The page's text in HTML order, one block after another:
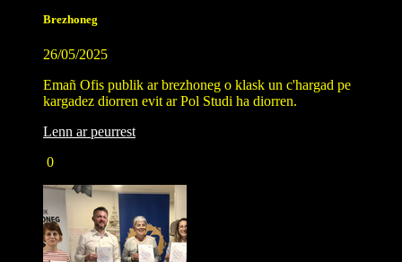
Brezhoneg
26/05/2025
Emañ Ofis publik ar brezhoneg o klask un c'hargad pe
kargadez diorren evit ar Pol Studi ha diorren.
Lenn ar peurrest
0